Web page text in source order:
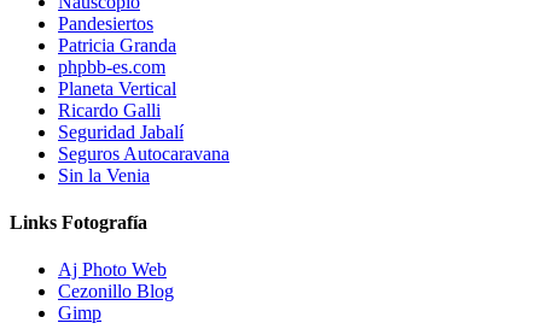
Pandesiertos
Patricia Granda
phpbb-es.com
Planeta Vertical
Ricardo Galli
Seguridad Jabalí
Seguros Autocaravana
Sin la Venia
Links Fotografía
Aj Photo Web
Cezonillo Blog
Gimp